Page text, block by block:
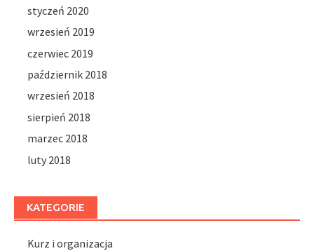
styczeń 2020
wrzesień 2019
czerwiec 2019
październik 2018
wrzesień 2018
sierpień 2018
marzec 2018
luty 2018
KATEGORIE
Kurz i organizacja